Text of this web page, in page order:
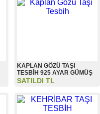
KAPLAN GÖZÜ TAŞI
TESBİH 925 AYAR GÜMÜŞ
SATILDI TL